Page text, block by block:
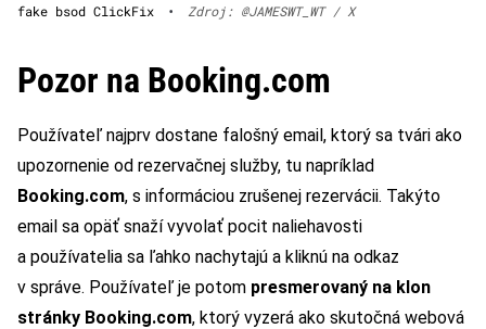
fake bsod ClickFix • Zdroj: @JAMESWT_WT / X
Pozor na Booking.com
Používateľ najprv dostane falošný email, ktorý sa tvári ako
upozornenie od rezervačnej služby, tu napríklad
Booking.com, s informáciou zrušenej rezervácii. Takýto
email sa opäť snaží vyvolať pocit naliehavosti
a používatelia sa ľahko nachytajú a kliknú na odkaz
v správe. Používateľ je potom presmerovaný na klon
stránky Booking.com, ktorý vyzerá ako skutočná webová